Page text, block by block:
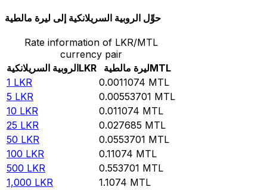
حوِّل الروبية السريلانكية إلى ليرة مالطية
Rate information of LKR/MTL
currency pair
الروبية السريلانكيةLKR ليرة مالطيةMTL
1 LKR 0.0011074 MTL
5 LKR 0.00553701 MTL
10 LKR 0.011074 MTL
25 LKR 0.027685 MTL
50 LKR 0.0553701 MTL
100 LKR 0.11074 MTL
500 LKR 0.553701 MTL
1,000 LKR 1.1074 MTL